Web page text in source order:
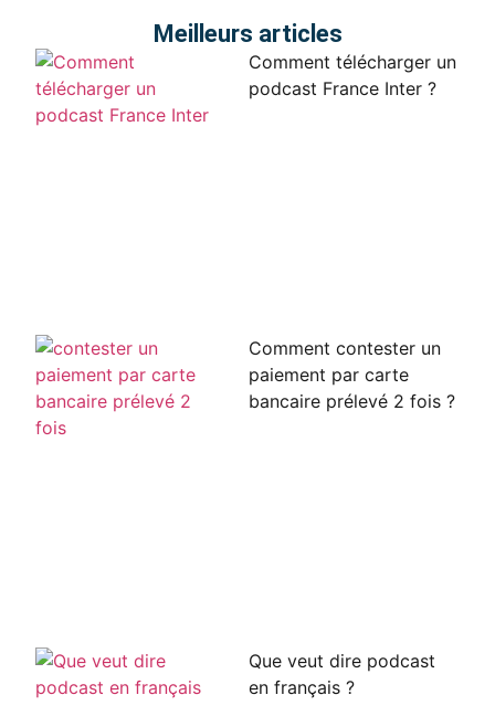
Meilleurs articles
Comment télécharger un
podcast France Inter ?
Comment contester un
paiement par carte
bancaire prélevé 2 fois ?
Que veut dire podcast
en français ?